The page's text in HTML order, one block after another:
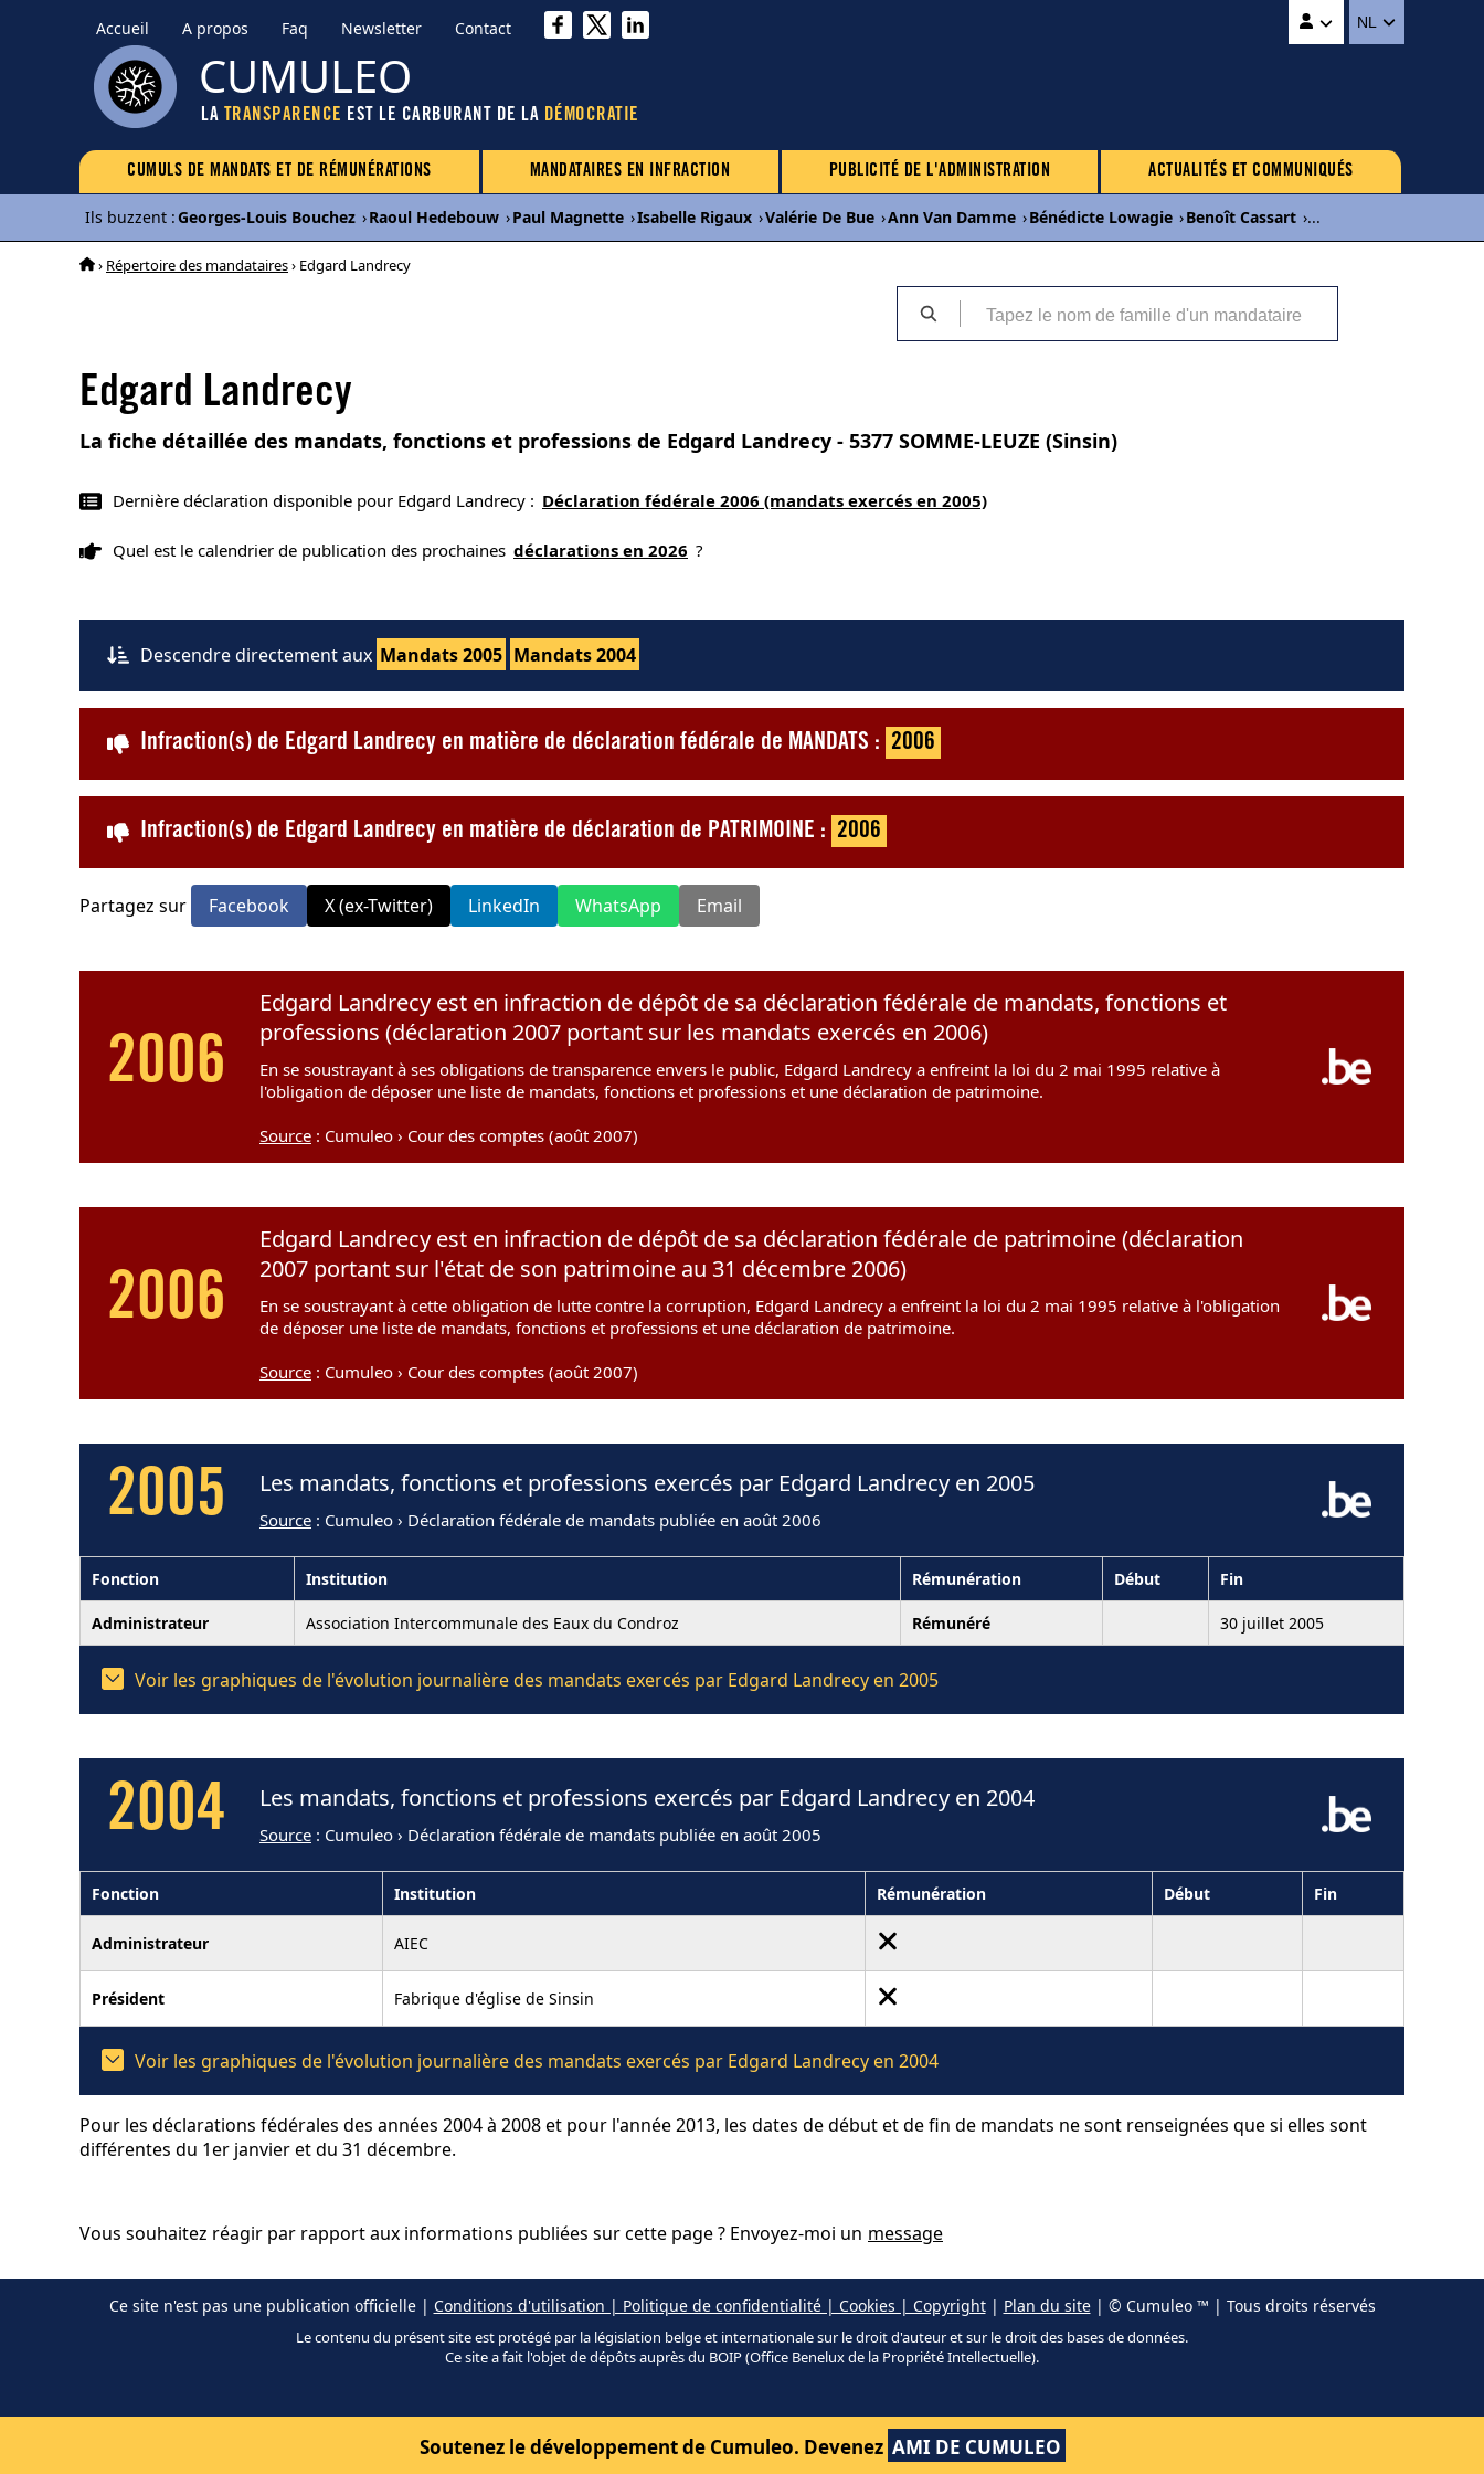
Accueil A propos Faq Newsletter Contact NL
CUMULEO
LA TRANSPARENCE EST LE CARBURANT DE LA DÉMOCRATIE
CUMULS DE MANDATS ET DE RÉMUNÉRATIONS MANDATAIRES EN INFRACTION PUBLICITÉ DE L'ADMINISTRATION ACTUALITÉS ET COMMUNIQUÉS
Ils buzzent :Georges-Louis Bouchez ›Raoul Hedebouw ›Paul Magnette ›Isabelle Rigaux ›Valérie De Bue ›Ann Van Damme ›Bénédicte Lowagie ›Benoît Cassart ›...
› Répertoire des mandataires› Edgard Landrecy
Edgard Landrecy
La fiche détaillée des mandats, fonctions et professions de Edgard Landrecy - 5377 SOMME-LEUZE (Sinsin)
Dernière déclaration disponible pour Edgard Landrecy : Déclaration fédérale 2006 (mandats exercés en 2005)
Quel est le calendrier de publication des prochaines déclarations en 2026 ?
Descendre directement aux Mandats 2005 Mandats 2004
Infraction(s) de Edgard Landrecy en matière de déclaration fédérale de MANDATS : 2006
Infraction(s) de Edgard Landrecy en matière de déclaration de PATRIMOINE : 2006
Partagez sur Facebook X (ex-Twitter) LinkedIn WhatsApp Email
2006
Edgard Landrecy est en infraction de dépôt de sa déclaration fédérale de mandats, fonctions et
professions (déclaration 2007 portant sur les mandats exercés en 2006)
En se soustrayant à ses obligations de transparence envers le public, Edgard Landrecy a enfreint la loi du 2 mai 1995 relative à
l'obligation de déposer une liste de mandats, fonctions et professions et une déclaration de patrimoine.
Source : Cumuleo › Cour des comptes (août 2007)
2006
Edgard Landrecy est en infraction de dépôt de sa déclaration fédérale de patrimoine (déclaration
2007 portant sur l'état de son patrimoine au 31 décembre 2006)
En se soustrayant à cette obligation de lutte contre la corruption, Edgard Landrecy a enfreint la loi du 2 mai 1995 relative à l'obligation
de déposer une liste de mandats, fonctions et professions et une déclaration de patrimoine.
Source : Cumuleo › Cour des comptes (août 2007)
2005 Les mandats, fonctions et professions exercés par Edgard Landrecy en 2005
Source : Cumuleo › Déclaration fédérale de mandats publiée en août 2006
Fonction Institution Rémunération Début Fin
Administrateur Association Intercommunale des Eaux du Condroz Rémunéré 30 juillet 2005
Voir les graphiques de l'évolution journalière des mandats exercés par Edgard Landrecy en 2005
2004 Les mandats, fonctions et professions exercés par Edgard Landrecy en 2004
Source : Cumuleo › Déclaration fédérale de mandats publiée en août 2005
Fonction Institution Rémunération Début Fin
Administrateur AIEC
Président Fabrique d'église de Sinsin
Voir les graphiques de l'évolution journalière des mandats exercés par Edgard Landrecy en 2004
Pour les déclarations fédérales des années 2004 à 2008 et pour l'année 2013, les dates de début et de fin de mandats ne sont renseignées que si elles sont
différentes du 1er janvier et du 31 décembre.
Vous souhaitez réagir par rapport aux informations publiées sur cette page ? Envoyez-moi un message
Ce site n'est pas une publication officielle | Conditions d'utilisation | Politique de confidentialité | Cookies | Copyright| Plan du site| © Cumuleo ™ | Tous droits réservés
Le contenu du présent site est protégé par la législation belge et internationale sur le droit d'auteur et sur le droit des bases de données.
Ce site a fait l'objet de dépôts auprès du BOIP (Office Benelux de la Propriété Intellectuelle).
Soutenez le développement de Cumuleo. Devenez AMI DE CUMULEO